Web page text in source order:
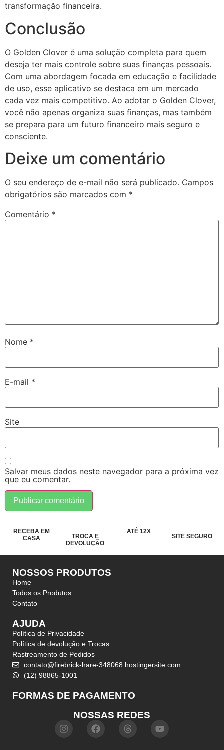
transformação financeira.
Conclusão
O Golden Clover é uma solução completa para quem
deseja ter mais controle sobre suas finanças pessoais.
Com uma abordagem focada em educação e facilidade
de uso, esse aplicativo se destaca em um mercado
cada vez mais competitivo. Ao adotar o Golden Clover,
você não apenas organiza suas finanças, mas também
se prepara para um futuro financeiro mais seguro e
consciente.
Deixe um comentário
O seu endereço de e-mail não será publicado. Campos
obrigatórios são marcados com *
Comentário *
Nome *
E-mail *
Site
Salvar meus dados neste navegador para a próxima vez
que eu comentar.
RECEBA EM
CASA
TROCA E
DEVOLUÇÃO
ATÉ 12X
SITE SEGURO
NOSSOS PRODUTOS
Home
Todos os Produtos
Contato
AJUDA
Política de Privacidade
Política de devolução e Trocas
Rastreamento de Pedidos
contato@firebrick-hare-348068.hostingersite.com
(12) 98865-1001
FORMAS DE PAGAMENTO
NOSSAS REDES